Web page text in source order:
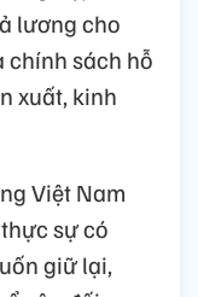
lương cho
chính sách hỗ
xuất, kinh
Việt Nam
sự có
giữ lại,